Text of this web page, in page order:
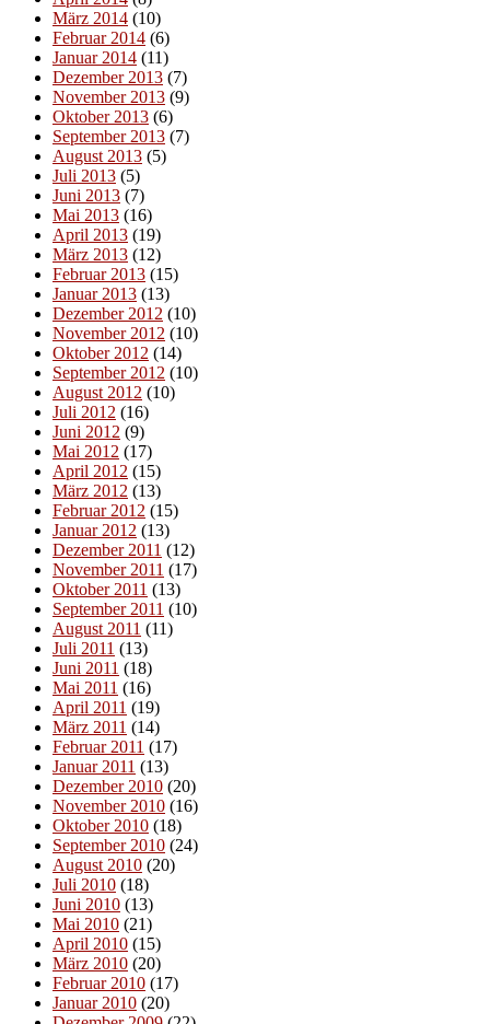
März 2014 (10)
Februar 2014 (6)
Januar 2014 (11)
Dezember 2013 (7)
November 2013 (9)
Oktober 2013 (6)
September 2013 (7)
August 2013 (5)
Juli 2013 (5)
Juni 2013 (7)
Mai 2013 (16)
April 2013 (19)
März 2013 (12)
Februar 2013 (15)
Januar 2013 (13)
Dezember 2012 (10)
November 2012 (10)
Oktober 2012 (14)
September 2012 (10)
August 2012 (10)
Juli 2012 (16)
Juni 2012 (9)
Mai 2012 (17)
April 2012 (15)
März 2012 (13)
Februar 2012 (15)
Januar 2012 (13)
Dezember 2011 (12)
November 2011 (17)
Oktober 2011 (13)
September 2011 (10)
August 2011 (11)
Juli 2011 (13)
Juni 2011 (18)
Mai 2011 (16)
April 2011 (19)
März 2011 (14)
Februar 2011 (17)
Januar 2011 (13)
Dezember 2010 (20)
November 2010 (16)
Oktober 2010 (18)
September 2010 (24)
August 2010 (20)
Juli 2010 (18)
Juni 2010 (13)
Mai 2010 (21)
April 2010 (15)
März 2010 (20)
Februar 2010 (17)
Januar 2010 (20)